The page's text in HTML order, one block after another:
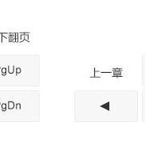
，鲨鱼要刺杀他轻而易
着玫瑰道，“给我一年
望，而在这一年，我